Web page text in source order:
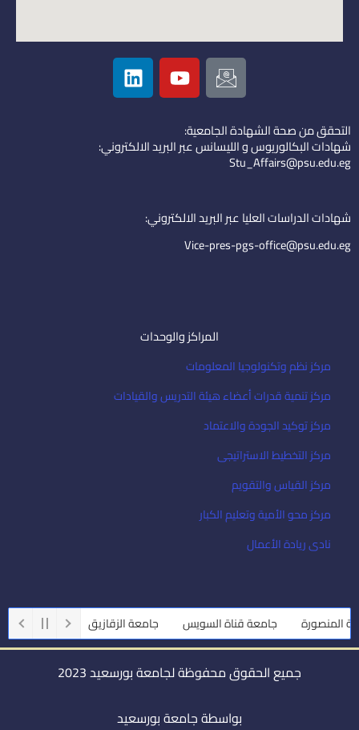
I
c
o
n
-
e
i
l
Y
o
u
u
b
L
i
n
e
d
التحقق من صحة الشهادة الجامعية:
شهادات البكالوريوس و الليسانس عبر البريد الالكتروني:
Stu_Affairs@psu.edu.eg
شهادات الدراسات العليا عبر البريد الالكتروني:
Vice-pres-pgs-office@psu.edu.eg
المراكز والوحدات
مركز نظم وتكنولوجيا المعلومات
مركز تنمية قدرات أعضاء هيئة التدريس والقيادات
مركز توكيد الجودة والاعتماد
مركز التخطيط الاستراتيجى
مركز القياس والتقويم
مركز محو الأمية وتعليم الكبار
نادى ريادة الأعمال
جامعة قناة السويس جامعة الزقازيق جامعة أسيوط
جميع الحقوق محفوظة لجامعة بورسعيد 2023
بواسطة جامعة بورسعيد